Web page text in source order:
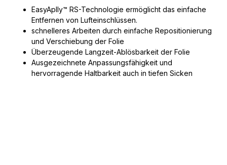
EasyAplly™ RS-Technologie ermöglicht das einfache
Entfernen von Lufteinschlüssen.
schnelleres Arbeiten durch einfache Repositionierung
und Verschiebung der Folie
Überzeugende Langzeit-Ablösbarkeit der Folie
Ausgezeichnete Anpassungsfähigkeit und
hervorragende Haltbarkeit auch in tiefen Sicken